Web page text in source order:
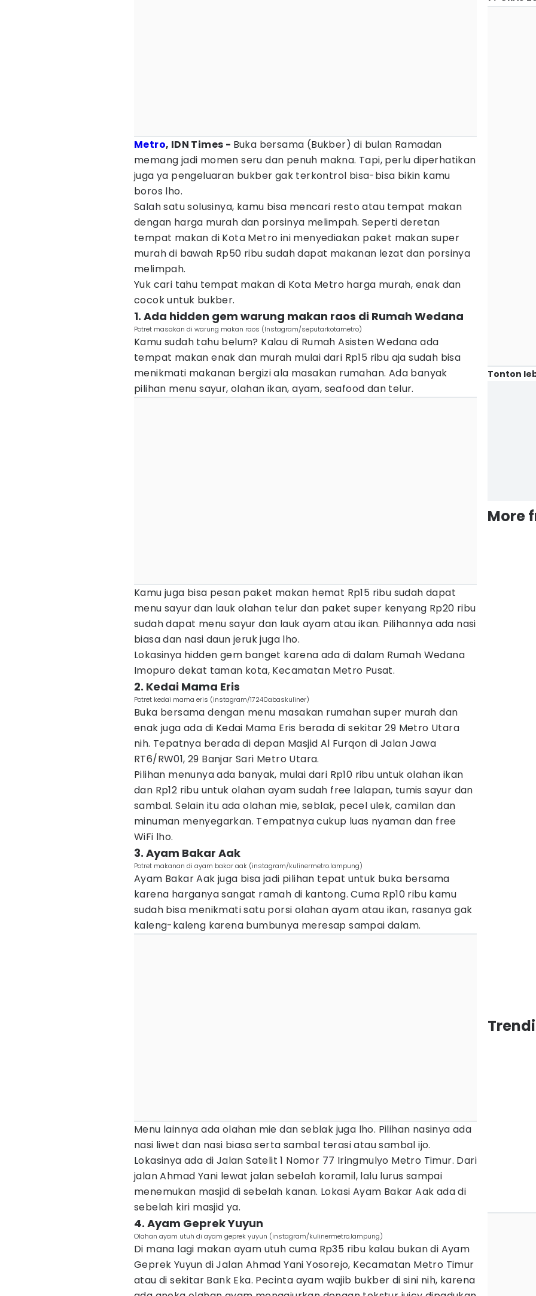
Metro, IDN Times - Buka bersama (Bukber) di bulan Ramadan
memang jadi momen seru dan penuh makna. Tapi, perlu diperhatikan
juga ya pengeluaran bukber gak terkontrol bisa-bisa bikin kamu
boros lho.
Salah satu solusinya, kamu bisa mencari resto atau tempat makan
dengan harga murah dan porsinya melimpah. Seperti deretan
tempat makan di Kota Metro ini menyediakan paket makan super
murah di bawah Rp50 ribu sudah dapat makanan lezat dan porsinya
melimpah.
Yuk cari tahu tempat makan di Kota Metro harga murah, enak dan
cocok untuk bukber.
1. Ada hidden gem warung makan raos di Rumah Wedana
Potret masakan di warung makan raos (Instagram/seputarkotametro)
Kamu sudah tahu belum? Kalau di Rumah Asisten Wedana ada
tempat makan enak dan murah mulai dari Rp15 ribu aja sudah bisa
menikmati makanan bergizi ala masakan rumahan. Ada banyak
pilihan menu sayur, olahan ikan, ayam, seafood dan telur.
Kamu juga bisa pesan paket makan hemat Rp15 ribu sudah dapat
menu sayur dan lauk olahan telur dan paket super kenyang Rp20 ribu
sudah dapat menu sayur dan lauk ayam atau ikan. Pilihannya ada nasi
biasa dan nasi daun jeruk juga lho.
Lokasinya hidden gem banget karena ada di dalam Rumah Wedana
Imopuro dekat taman kota, Kecamatan Metro Pusat.
2. Kedai Mama Eris
Potret kedai mama eris (instagram/17240abaskuliner)
Buka bersama dengan menu masakan rumahan super murah dan
enak juga ada di Kedai Mama Eris berada di sekitar 29 Metro Utara
nih. Tepatnya berada di depan Masjid Al Furqon di Jalan Jawa
RT6/RW01, 29 Banjar Sari Metro Utara.
Pilihan menunya ada banyak, mulai dari Rp10 ribu untuk olahan ikan
dan Rp12 ribu untuk olahan ayam sudah free lalapan, tumis sayur dan
sambal. Selain itu ada olahan mie, seblak, pecel ulek, camilan dan
minuman menyegarkan. Tempatnya cukup luas nyaman dan free
WiFi lho.
3. Ayam Bakar Aak
Potret makanan di ayam bakar aak (instagram/kulinermetro.lampung)
Ayam Bakar Aak juga bisa jadi pilihan tepat untuk buka bersama
karena harganya sangat ramah di kantong. Cuma Rp10 ribu kamu
sudah bisa menikmati satu porsi olahan ayam atau ikan, rasanya gak
kaleng-kaleng karena bumbunya meresap sampai dalam.
Menu lainnya ada olahan mie dan seblak juga lho. Pilihan nasinya ada
nasi liwet dan nasi biasa serta sambal terasi atau sambal ijo.
Lokasinya ada di Jalan Satelit 1 Nomor 77 Iringmulyo Metro Timur. Dari
jalan Ahmad Yani lewat jalan sebelah koramil, lalu lurus sampai
menemukan masjid di sebelah kanan. Lokasi Ayam Bakar Aak ada di
sebelah kiri masjid ya.
4. Ayam Geprek Yuyun
Olahan ayam utuh di ayam geprek yuyun (instagram/kulinermetro.lampung)
Di mana lagi makan ayam utuh cuma Rp35 ribu kalau bukan di Ayam
Geprek Yuyun di Jalan Ahmad Yani Yosorejo, Kecamatan Metro Timur
atau di sekitar Bank Eka. Pecinta ayam wajib bukber di sini nih, karena
Tonton
More